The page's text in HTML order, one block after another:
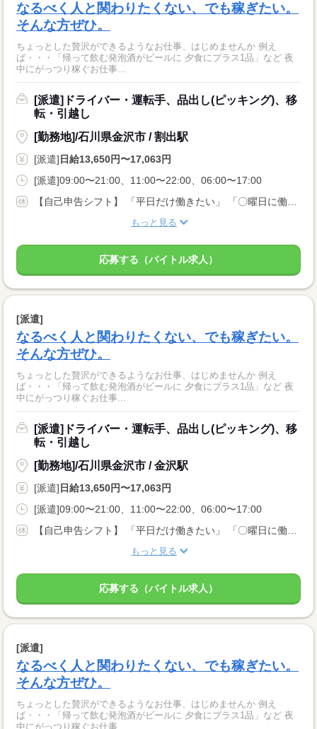
なるべく人と関わりたくない、でも稼ぎたい。
そんな方ぜひ。
ちょっとした贅沢ができるようなお仕事、はじめませんか 例え
ば・・・「帰って飲む発泡酒がビールに 夕食にプラス1品」など 夜
中にがっつり稼ぐお仕事...
[派遣]ドライバー・運転手、品出し(ピッキング)、移
転・引越し
[勤務地]/石川県金沢市 / 割出駅
[派遣] 日給13,650円〜17,063円
[派遣]09:00〜21:00、11:00〜22:00、06:00〜17:00
【自己申告シフト】 「平日だけ働きたい」 「〇曜日に働きたい」 など、働き方は自分で選べます。 曜日・時間についてのご希望も 面談の際に教えてくださいね。 ※こちらは中型以上のお仕事の例です
もっと見る
応募する（バイトル求人）
[派遣]
なるべく人と関わりたくない、でも稼ぎたい。
そんな方ぜひ。
ちょっとした贅沢ができるようなお仕事、はじめませんか 例え
ば・・・「帰って飲む発泡酒がビールに 夕食にプラス1品」など 夜
中にがっつり稼ぐお仕事...
[派遣]ドライバー・運転手、品出し(ピッキング)、移
転・引越し
[勤務地]/石川県金沢市 / 金沢駅
[派遣] 日給13,650円〜17,063円
[派遣]09:00〜21:00、11:00〜22:00、06:00〜17:00
【自己申告シフト】 「平日だけ働きたい」 「〇曜日に働きたい」 など、働き方は自分で選べます。 曜日・時間についてのご希望も 面談の際に教えてくださいね。 ※こちらは中型以上のお仕事の例です
もっと見る
応募する（バイトル求人）
[派遣]
なるべく人と関わりたくない、でも稼ぎたい。
そんな方ぜひ。
ちょっとした贅沢ができるようなお仕事、はじめませんか 例え
ば・・・「帰って飲む発泡酒がビールに 夕食にプラス1品」など 夜
中にがっつり稼ぐお仕事...